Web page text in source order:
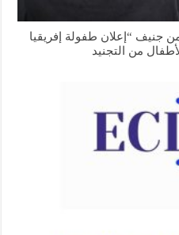
“إعلان طفولة إفريقيا
من التجنيد